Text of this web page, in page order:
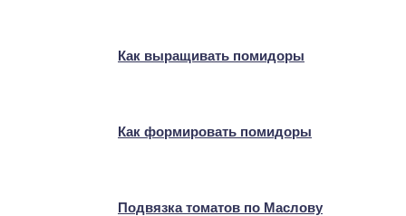
Как выращивать помидоры
Как формировать помидоры
Подвязка томатов по Маслову